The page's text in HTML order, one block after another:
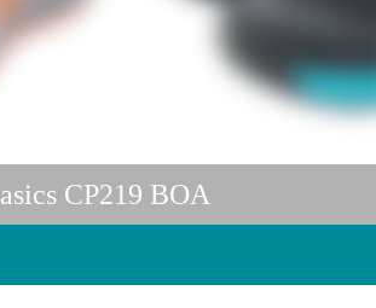
asics CP219 BOA